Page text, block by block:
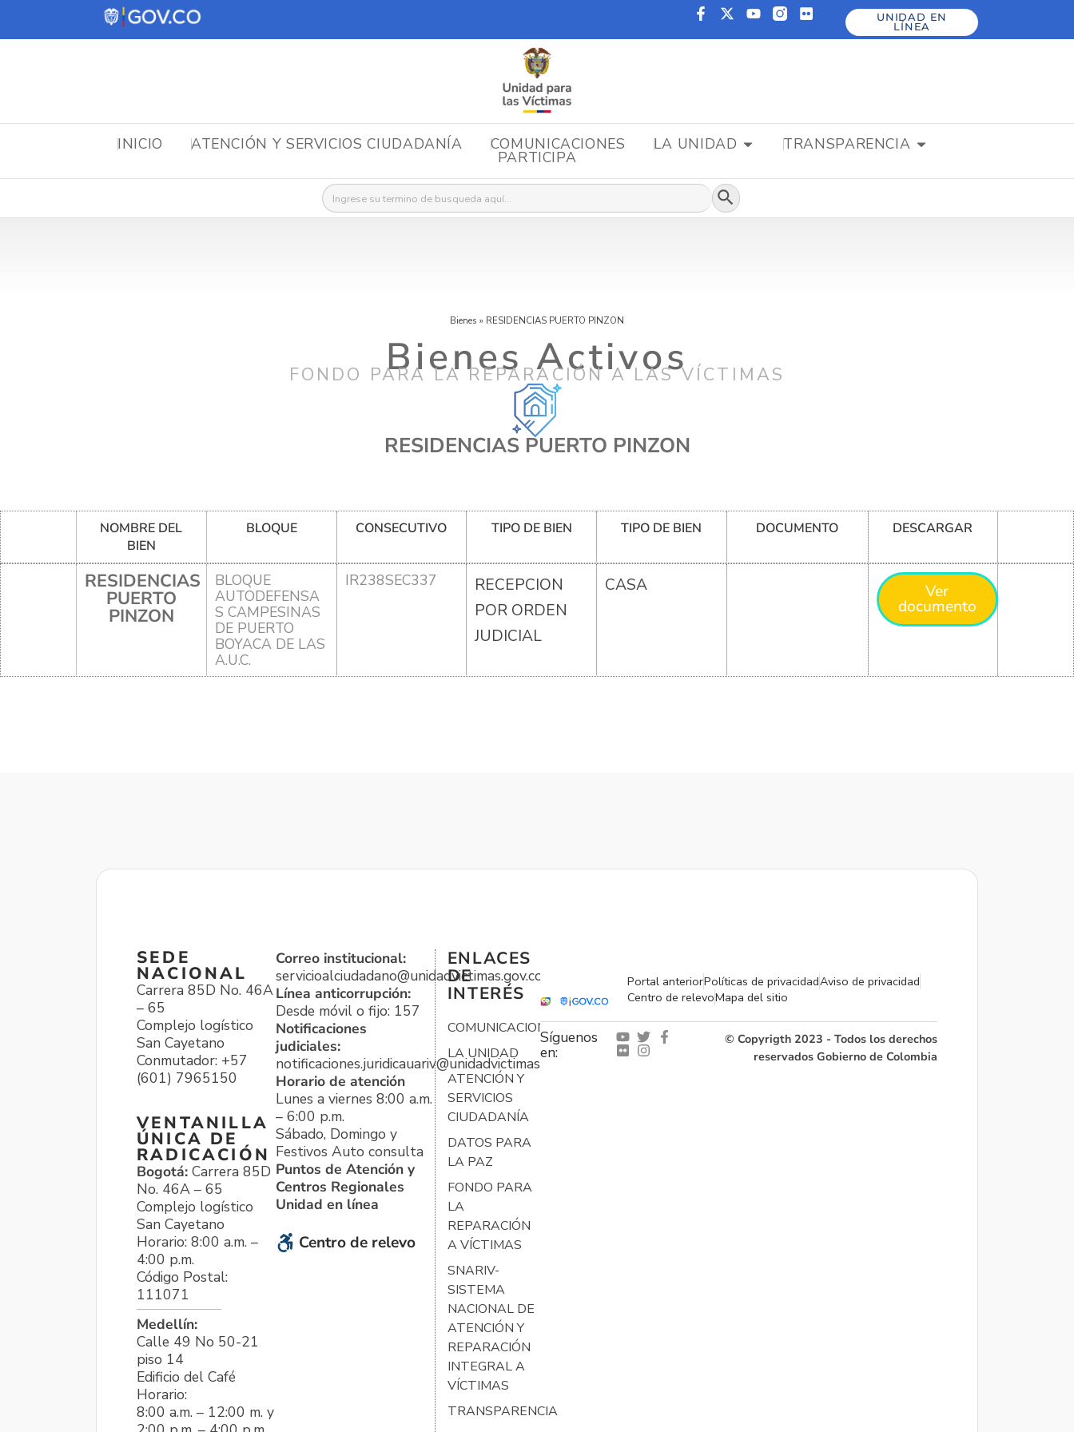
UNIDAD EN
LÍNEA
INICIO ATENCIÓN Y SERVICIOS CIUDADANÍA COMUNICACIONES LA UNIDAD TRANSPARENCIA
PARTICIPA
Buscar: Botón de búsqueda
Bienes » RESIDENCIAS PUERTO PINZON
Bienes Activos
FONDO PARA LA REPARACIÓN A LAS VÍCTIMAS
RESIDENCIAS PUERTO PINZON
NOMBRE DEL
BIEN
BLOQUE CONSECUTIVO TIPO DE BIEN TIPO DE BIEN DOCUMENTO DESCARGAR
RESIDENCIAS
PUERTO
PINZON
BLOQUE
AUTODEFENSA
S CAMPESINAS
DE PUERTO
BOYACA DE LAS
A.U.C.
IR238SEC337
RECEPCION
POR ORDEN
JUDICIAL
CASA Ver
documento
SEDE
NACIONAL
Carrera 85D No. 46A
– 65
Complejo logístico
San Cayetano
Conmutador: +57
(601) 7965150
VENTANILLA
ÚNICA DE
RADICACIÓN
Bogotá: Carrera 85D
No. 46A – 65
Complejo logístico
San Cayetano
Horario: 8:00 a.m. –
4:00 p.m.
Código Postal:
111071
Medellín:
Calle 49 No 50-21
piso 14
Edificio del Café
Horario:
8:00 a.m. – 12:00 m. y
Correo institucional:
servicioalciudadano@unidadvictimas.gov.co
Línea anticorrupción:
Desde móvil o fijo: 157
Notificaciones
judiciales:
notificaciones.juridicauariv@unidadvictimas.gov.co
Horario de atención
Lunes a viernes 8:00 a.m.
– 6:00 p.m.
Sábado, Domingo y
Festivos Auto consulta
Puntos de Atención y
Centros Regionales
Unidad en línea
Centro de relevo
ENLACES
DE
INTERÉS
COMUNICACIONES
LA UNIDAD
ATENCIÓN Y
SERVICIOS
CIUDADANÍA
DATOS PARA
LA PAZ
FONDO PARA
LA
REPARACIÓN
A VÍCTIMAS
SNARIV-
SISTEMA
NACIONAL DE
ATENCIÓN Y
REPARACIÓN
INTEGRAL A
VÍCTIMAS
TRANSPARENCIA
Portal anteriorPolíticas de privacidadAviso de privacidad
Centro de relevoMapa del sitio
Síguenos
en:
© Copyrigth 2023 - Todos los derechos
reservados Gobierno de Colombia